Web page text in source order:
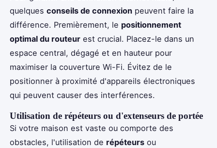
quelques conseils de connexion peuvent faire la
différence. Premièrement, le positionnement
optimal du routeur est crucial. Placez-le dans un
espace central, dégagé et en hauteur pour
maximiser la couverture Wi-Fi. Évitez de le
positionner à proximité d'appareils électroniques
qui peuvent causer des interférences.
Utilisation de répéteurs ou d'extenseurs de portée
Si votre maison est vaste ou comporte des
obstacles, l'utilisation de répéteurs ou